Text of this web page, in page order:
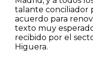
talante conciliador
acuerdo para
texto muy
recibido por el
Higuera.